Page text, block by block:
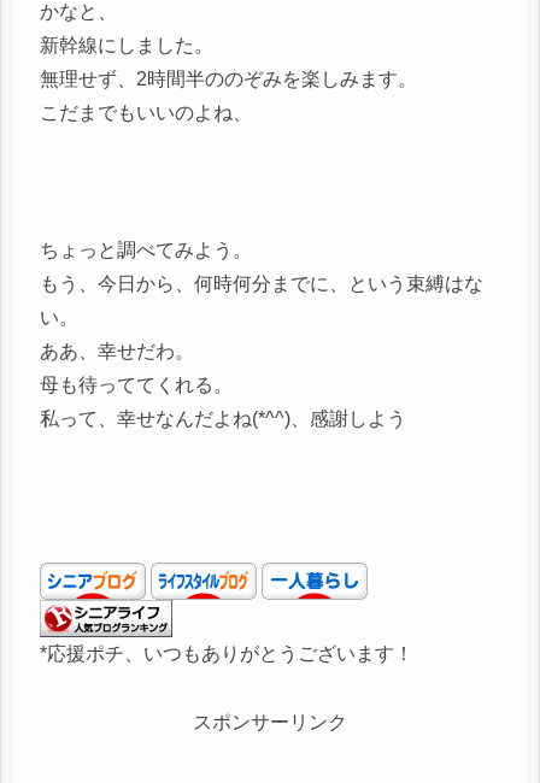
かなと、
新幹線にしました。
無理せず、2時間半ののぞみを楽しみます。
こだまでもいいのよね、
ちょっと調べてみよう。
もう、今日から、何時何分までに、という束縛はな
い。
ああ、幸せだわ。
母も待っててくれる。
私って、幸せなんだよね(*^^)、感謝しよう
*応援ポチ、いつもありがとうございます！
スポンサーリンク